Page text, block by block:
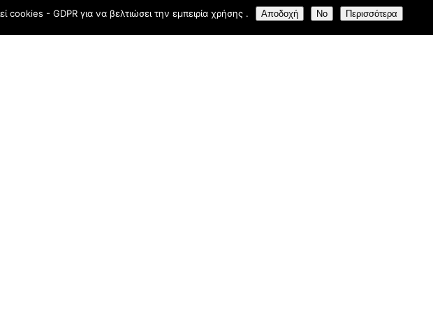
cookies - GDPR για να βελτιώσει την εμπειρία χρήσης . Αποδοχή No Περισσότερα